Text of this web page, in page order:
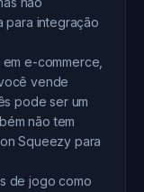
para integração
e-commerce,
vende
pode ser um
não tem
Squeezy para
de jogo como